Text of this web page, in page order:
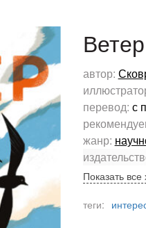
Ветер
автор:
перевод: с
жанр:
Показать все
теги: